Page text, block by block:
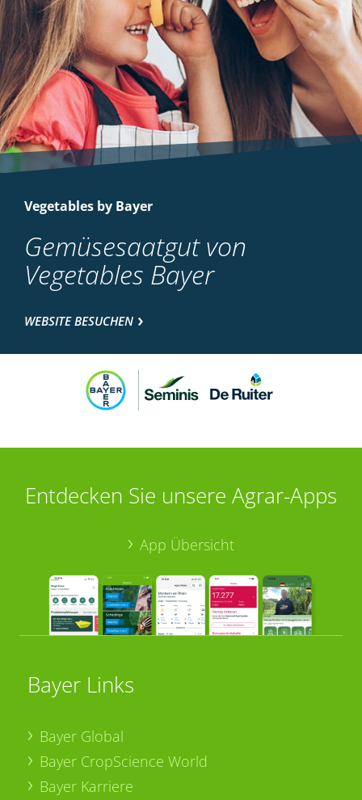
Vegetables by Bayer
Gemüsesaatgut von
Vegetables Bayer
WEBSITE BESUCHEN
Entdecken Sie unsere Agrar-Apps
App Übersicht
Bayer Links
Bayer Global
Bayer CropScience World
Bayer Karriere